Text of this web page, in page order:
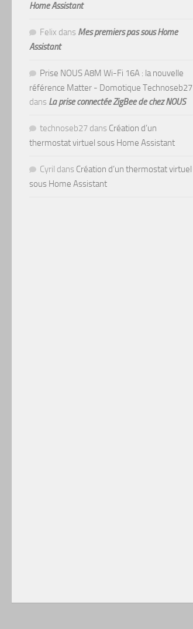
Home Assistant
Felix dans Mes premiers pas sous Home
Assistant
Prise NOUS A8M Wi-Fi 16A : la nouvelle
référence Matter - Domotique Technoseb27
dans La prise connectée ZigBee de chez NOUS
technoseb27 dans Création d’un
thermostat virtuel sous Home Assistant
Cyril dans Création d’un thermostat virtuel
sous Home Assistant